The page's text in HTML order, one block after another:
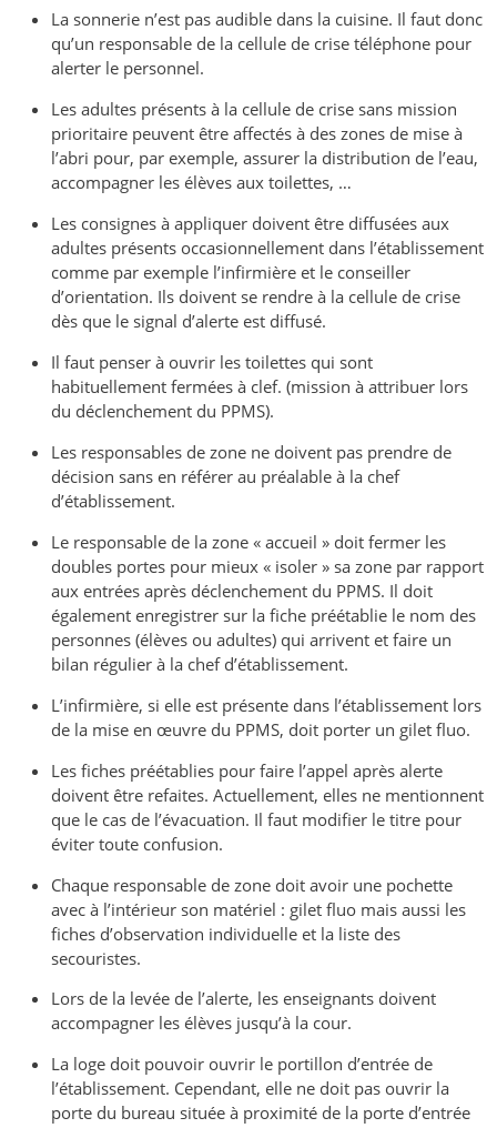
La sonnerie n’est pas audible dans la cuisine. Il faut donc
qu’un responsable de la cellule de crise téléphone pour
alerter le personnel.
Les adultes présents à la cellule de crise sans mission
prioritaire peuvent être affectés à des zones de mise à
l’abri pour, par exemple, assurer la distribution de l’eau,
accompagner les élèves aux toilettes, …
Les consignes à appliquer doivent être diffusées aux
adultes présents occasionnellement dans l’établissement
comme par exemple l’infirmière et le conseiller
d’orientation. Ils doivent se rendre à la cellule de crise
dès que le signal d’alerte est diffusé.
Il faut penser à ouvrir les toilettes qui sont
habituellement fermées à clef. (mission à attribuer lors
du déclenchement du PPMS).
Les responsables de zone ne doivent pas prendre de
décision sans en référer au préalable à la chef
d’établissement.
Le responsable de la zone « accueil » doit fermer les
doubles portes pour mieux « isoler » sa zone par rapport
aux entrées après déclenchement du PPMS. Il doit
également enregistrer sur la fiche préétablie le nom des
personnes (élèves ou adultes) qui arrivent et faire un
bilan régulier à la chef d’établissement.
L’infirmière, si elle est présente dans l’établissement lors
de la mise en œuvre du PPMS, doit porter un gilet fluo.
Les fiches préétablies pour faire l’appel après alerte
doivent être refaites. Actuellement, elles ne mentionnent
que le cas de l’évacuation. Il faut modifier le titre pour
éviter toute confusion.
Chaque responsable de zone doit avoir une pochette
avec à l’intérieur son matériel : gilet fluo mais aussi les
fiches d’observation individuelle et la liste des
secouristes.
Lors de la levée de l’alerte, les enseignants doivent
accompagner les élèves jusqu’à la cour.
La loge doit pouvoir ouvrir le portillon d’entrée de
l’établissement. Cependant, elle ne doit pas ouvrir la
porte du bureau située à proximité de la porte d’entrée